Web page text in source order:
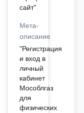
сайт"
Мета-
описание
"Регистрация
и вход в
личный
кабинет
Мособлгаз
для
физических